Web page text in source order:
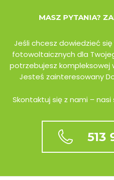
MASZ PYTANIA?
Jeśli chcesz dowiedzieć
fotowoltaicznych dla
potrzebujesz kompleksowej
Jesteś zainteresowany
Skontaktuj się z nami –
513